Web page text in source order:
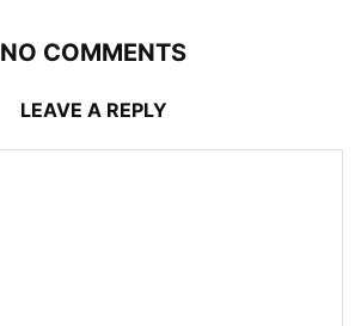
NO COMMENTS
LEAVE A REPLY